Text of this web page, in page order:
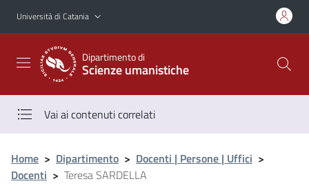
Vai al contenuto principale
Vai al menu di navigazione
Università di Catania
Dipartimento di
Scienze umanistiche
Vai ai contenuti correlati
Home > Dipartimento > Docenti | Persone | Uffici >
Docenti > Teresa SARDELLA